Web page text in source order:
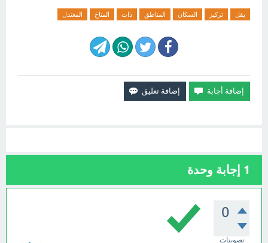
يقل تركيز السكان المناطق ذات المناخ المعتدل
1 إجابة وحدة
0
تصويتات